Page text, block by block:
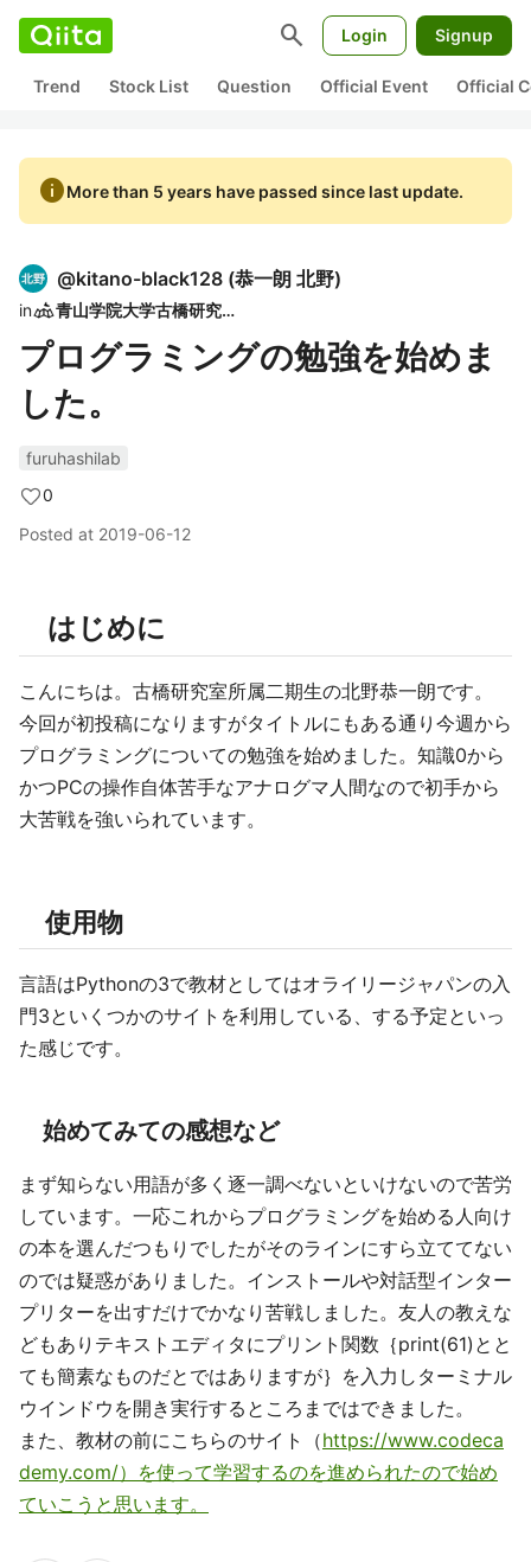
search Login Signup
Trend Stock List Question Official Event Official
infoMore than 5 years have passed since last update.
@kitano-black128 (恭一朗 北野)
in 青山学院大学古橋研究室
プログラミングの勉強を始めま
した。
furuhashilab
0
Posted at 2019-06-12
はじめに
こんにちは。古橋研究室所属二期生の北野恭一朗です。
今回が初投稿になりますがタイトルにもある通り今週から
プログラミングについての勉強を始めました。知識0から
かつPCの操作自体苦手なアナログマ人間なので初手から
大苦戦を強いられています。
使用物
言語はPythonの3で教材としてはオライリージャパンの入
門3といくつかのサイトを利用している、する予定といっ
た感じです。
始めてみての感想など
まず知らない用語が多く逐一調べないといけないので苦労
しています。一応これからプログラミングを始める人向け
の本を選んだつもりでしたがそのラインにすら立ててない
のでは疑惑がありました。インストールや対話型インター
プリターを出すだけでかなり苦戦しました。友人の教えな
どもありテキストエディタにプリント関数｛print(61)とと
ても簡素なものだとではありますが｝を入力しターミナル
ウインドウを開き実行するところまではできました。
また、教材の前にこちらのサイト（https://www.codeca
demy.com/）を使って学習するのを進められたので始め
ていこうと思います。